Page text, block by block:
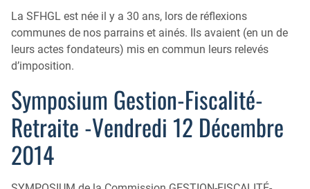
La SFHGL est née il y a 30 ans, lors de réflexions
communes de nos parrains et ainés. Ils avaient (en un de
leurs actes fondateurs) mis en commun leurs relevés
d’imposition.
Symposium Gestion-Fiscalité-
Retraite -Vendredi 12 Décembre
2014
Proctologie
Cellule d’Aide à la Recherche Clinique
Annuaire
Colobox
Qu’est-ce que la coloscopie ?